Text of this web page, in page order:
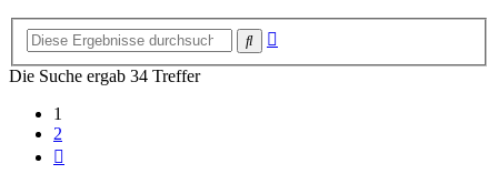
Suche
Die Suche ergab 34 Treffer
1
2